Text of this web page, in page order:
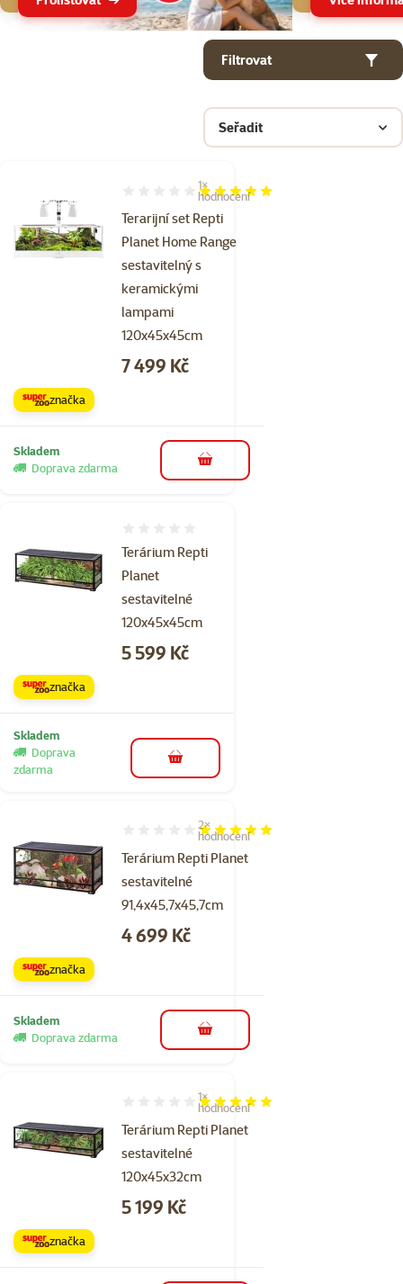
Filtrovat
Seřadit
Produkty v kategorii Sestavitelná terária
Terarijní set Repti
Planet Home Range
sestavitelný s
keramickými
lampami
120x45x45cm
Hodnocení 100%, počet hodnocení: 1
1×
hodnocení
Cena
7 499 Kč
značka
Skladem
Doprava zdarma
do košíku
Terárium Repti
Planet
sestavitelné
120x45x45cm
Cena
5 599 Kč
značka
Skladem
Doprava
zdarma
do košíku
Terárium Repti Planet
sestavitelné
91,4x45,7x45,7cm
Hodnocení 100%, počet hodnocení: 2
2×
hodnocení
Cena
4 699 Kč
značka
Skladem
Doprava zdarma
do košíku
Terárium Repti Planet
sestavitelné
120x45x32cm
Hodnocení 100%, počet hodnocení: 1
1×
hodnocení
Cena
5 199 Kč
značka